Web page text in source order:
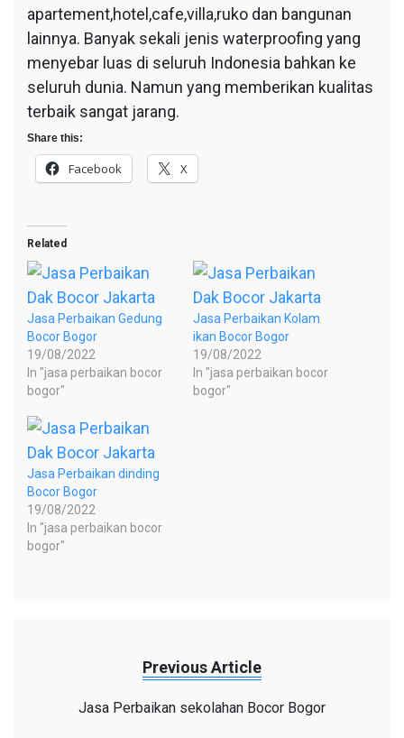
apartement,hotel,cafe,villa,ruko dan bangunan
lainnya. Banyak sekali jenis waterproofing yang
menyebar luas di seluruh Indonesia bahkan ke
seluruh dunia. Namun yang memberikan kualitas
terbaik sangat jarang.
Share this:
Facebook X
Related
Jasa Perbaikan Gedung
Bocor Bogor
19/08/2022
In "jasa perbaikan bocor
bogor"
Jasa Perbaikan Kolam
ikan Bocor Bogor
19/08/2022
In "jasa perbaikan bocor
bogor"
Jasa Perbaikan dinding
Bocor Bogor
19/08/2022
In "jasa perbaikan bocor
bogor"
Previous Article
Jasa Perbaikan sekolahan Bocor Bogor